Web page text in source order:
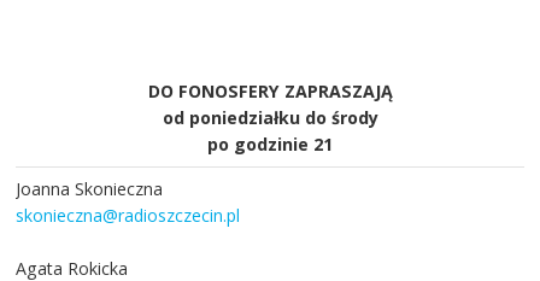
DO FONOSFERY ZAPRASZAJĄ
od poniedziałku do środy
po godzinie 21
Joanna Skonieczna
skonieczna@radioszczecin.pl
Agata Rokicka